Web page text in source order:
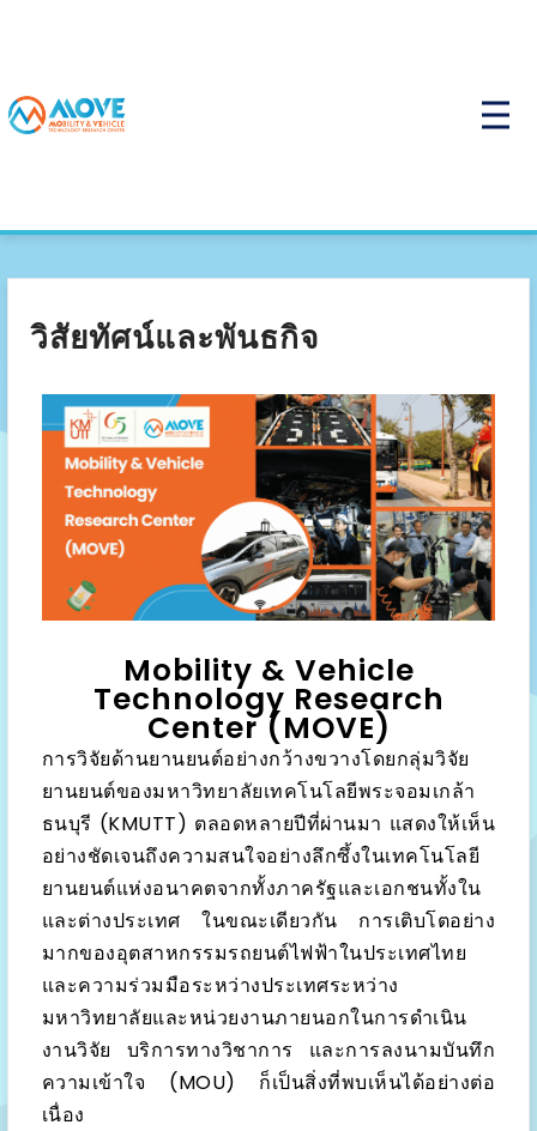
วิสัยทัศน์และพันธกิจ
Mobility & Vehicle
Technology Research
Center (MOVE)
การวิจัยด้านยานยนต์อย่างกว้างขวางโดยกลุ่มวิจัย
ยานยนต์ของมหาวิทยาลัยเทคโนโลยีพระจอมเกล้า
ธนบุรี (KMUTT) ตลอดหลายปีที่ผ่านมา แสดงให้เห็น
อย่างชัดเจนถึงความสนใจอย่างลึกซึ้งในเทคโนโลยี
ยานยนต์แห่งอนาคตจากทั้งภาครัฐและเอกชนทั้งใน
และต่างประเทศ ในขณะเดียวกัน การเติบโตอย่าง
มากของอุตสาหกรรมรถยนต์ไฟฟ้าในประเทศไทย
และความร่วมมือระหว่างประเทศระหว่าง
มหาวิทยาลัยและหน่วยงานภายนอกในการดำเนิน
งานวิจัย บริการทางวิชาการ และการลงนามบันทึก
ความเข้าใจ (MOU) ก็เป็นสิ่งที่พบเห็นได้อย่างต่อ
เนื่อง